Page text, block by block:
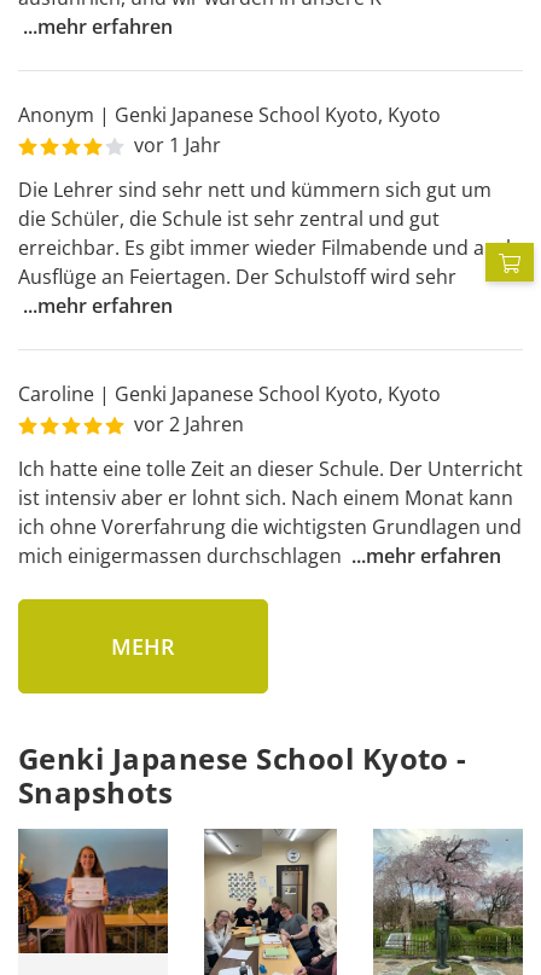
...mehr erfahren
Anonym | Genki Japanese School Kyoto, Kyoto
vor 1 Jahr
Die Lehrer sind sehr nett und kümmern sich gut um
die Schüler, die Schule ist sehr zentral und gut
erreichbar. Es gibt immer wieder Filmabende und auch
Ausflüge an Feiertagen. Der Schulstoff wird sehr
...mehr erfahren
Caroline | Genki Japanese School Kyoto, Kyoto
vor 2 Jahren
Ich hatte eine tolle Zeit an dieser Schule. Der Unterricht
ist intensiv aber er lohnt sich. Nach einem Monat kann
ich ohne Vorerfahrung die wichtigsten Grundlagen und
mich einigermassen durchschlagen ...mehr erfahren
MEHR
Genki Japanese School Kyoto -
Snapshots